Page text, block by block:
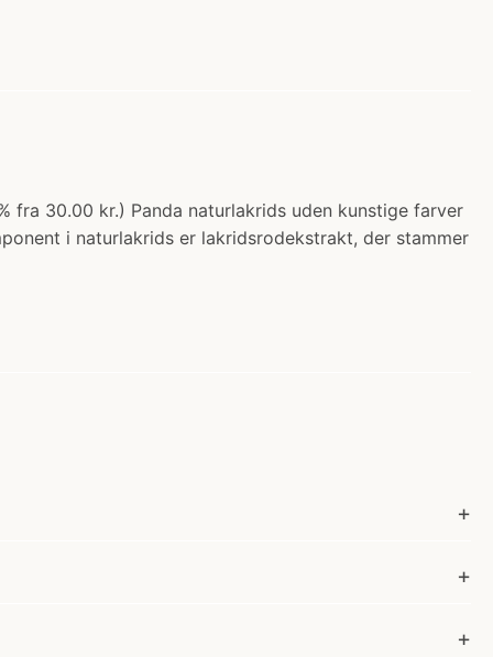
fra 30.00 kr.) Panda naturlakrids uden kunstige farver
i naturlakrids er lakridsrodekstrakt, der stammer